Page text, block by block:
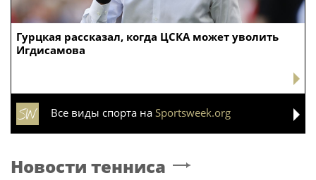
Гурцкая рассказал, когда ЦСКА может уволить
Игдисамова
Все виды спорта на Sportsweek.org
Новости тенниса